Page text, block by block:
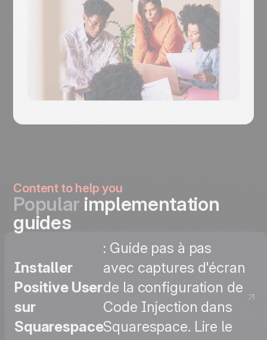
Content to help you
Popular implementation
guides
Installer
Positive User
sur
Squarespace
: Guide pas à pas
avec captures d'écran
de la configuration de
Code Injection dans
Squarespace. Lire le